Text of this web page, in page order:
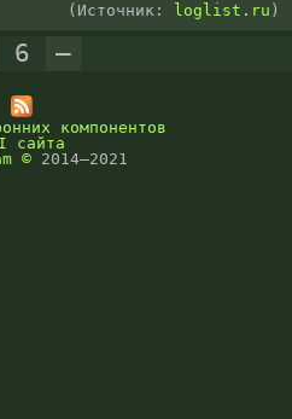
(Источник:
loglist.ru )
6 –
компонентов
сайта
© 2014–2021